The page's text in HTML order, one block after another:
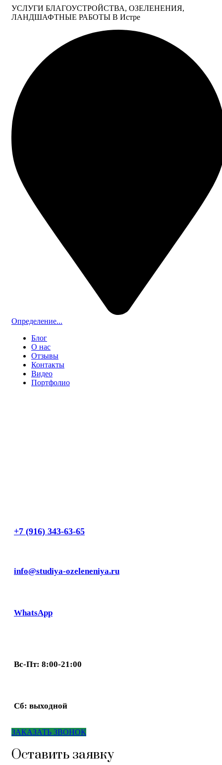
УСЛУГИ БЛАГОУСТРОЙСТВА, ОЗЕЛЕНЕНИЯ,
ЛАНДШАФТНЫЕ РАБОТЫ В Истре
Определение...
Блог
О нас
Отзывы
Контакты
Видео
Портфолио
+7 (916) 343-63-65
info@studiya-ozeleneniya.ru
WhatsApp
Вс-Пт: 8:00-21:00
Сб: выходной
ЗАКАЗАТЬ ЗВОНОК
Оставить заявку